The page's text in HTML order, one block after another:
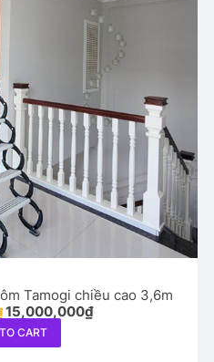
Tamogi chiều cao 3,6m
Original
price
was:
19,790,000₫.
15,000,000₫Current
price
CART